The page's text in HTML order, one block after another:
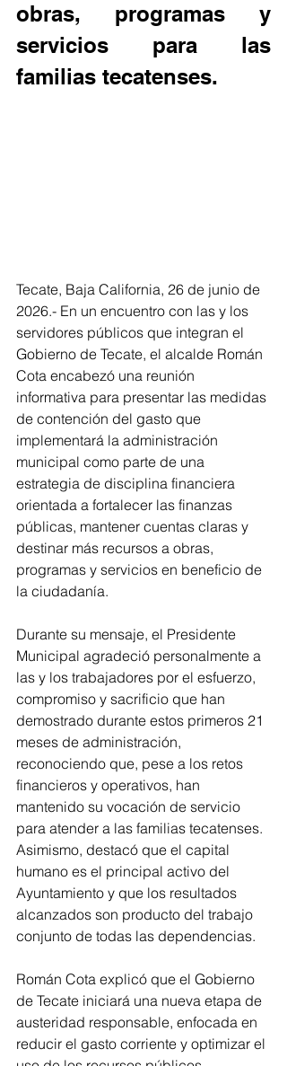
obras, programas y
servicios para las
familias tecatenses.
Tecate, Baja California, 26 de junio de
2026.- En un encuentro con las y los
servidores públicos que integran el
Gobierno de Tecate, el alcalde Román
Cota encabezó una reunión
informativa para presentar las medidas
de contención del gasto que
implementará la administración
municipal como parte de una
estrategia de disciplina financiera
orientada a fortalecer las finanzas
públicas, mantener cuentas claras y
destinar más recursos a obras,
programas y servicios en beneficio de
la ciudadanía.
Durante su mensaje, el Presidente
Municipal agradeció personalmente a
las y los trabajadores por el esfuerzo,
compromiso y sacrificio que han
demostrado durante estos primeros 21
meses de administración,
reconociendo que, pese a los retos
financieros y operativos, han
mantenido su vocación de servicio
para atender a las familias tecatenses.
Asimismo, destacó que el capital
humano es el principal activo del
Ayuntamiento y que los resultados
alcanzados son producto del trabajo
conjunto de todas las dependencias.
Román Cota explicó que el Gobierno
de Tecate iniciará una nueva etapa de
austeridad responsable, enfocada en
reducir el gasto corriente y optimizar el